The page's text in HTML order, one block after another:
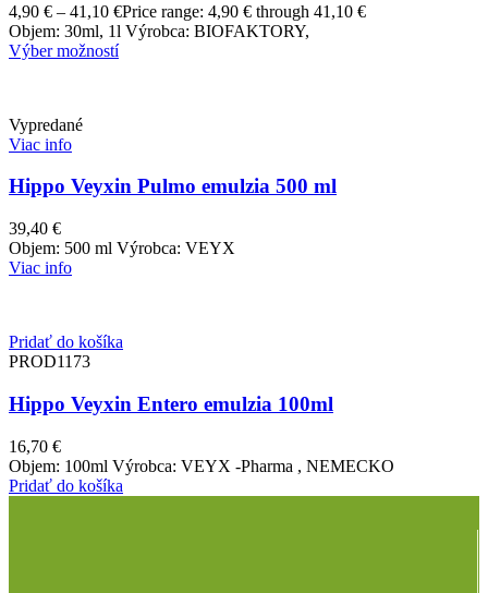
4,90 € – 41,10 €Price range: 4,90 € through 41,10 €
Objem: 30ml, 1l Výrobca: BIOFAKTORY,
Výber možností
Vypredané
Viac info
Hippo Veyxin Pulmo emulzia 500 ml
39,40 €
Objem: 500 ml Výrobca: VEYX
Viac info
Pridať do košíka
PROD1173
Hippo Veyxin Entero emulzia 100ml
16,70 €
Objem: 100ml Výrobca: VEYX -Pharma , NEMECKO
Pridať do košíka